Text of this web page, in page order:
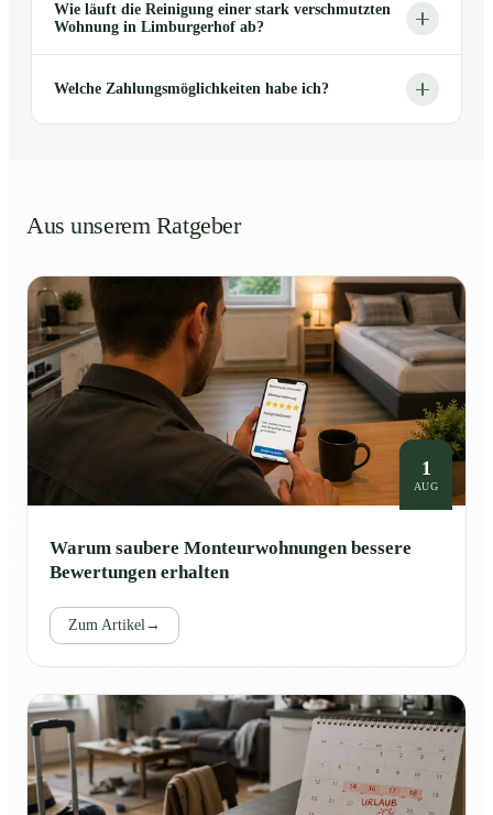
Wie läuft die Reinigung einer stark verschmutzten
Wohnung in Limburgerhof ab?
Welche Zahlungsmöglichkeiten habe ich?
Aus unserem Ratgeber
1
AUG
Warum saubere Monteurwohnungen bessere
Bewertungen erhalten
Zum Artikel→